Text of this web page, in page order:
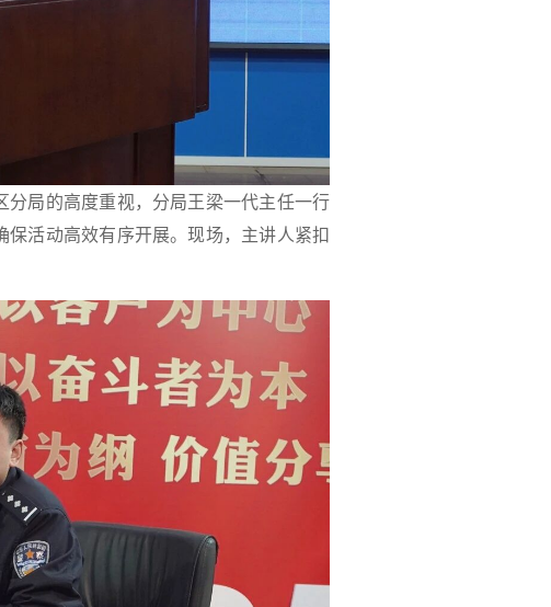
局的高度重视，分局王梁一代主任一行
活动高效有序开展。现场，主讲人紧扣